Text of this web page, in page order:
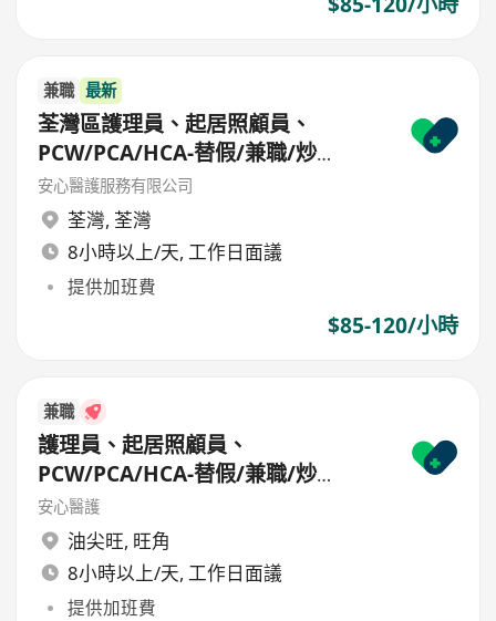
兼職 最新
荃灣區護理員、起居照顧員、
PCW/PCA/HCA-替假/兼職/炒
散/freelance/parttime
安心醫護服務有限公司
荃灣, 荃灣
8小時以上/天, 工作日面議
提供加班費
$85-120/小時
兼職
護理員、起居照顧員、
PCW/PCA/HCA-替假/兼職/炒
散/freelance/parttime
安心醫護
油尖旺, 旺角
8小時以上/天, 工作日面議
提供加班費